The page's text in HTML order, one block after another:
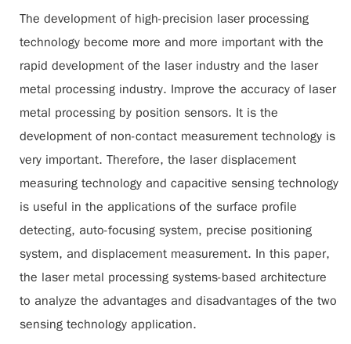
The development of high-precision laser processing
technology become more and more important with the
rapid development of the laser industry and the laser
metal processing industry. Improve the accuracy of laser
metal processing by position sensors. It is the
development of non-contact measurement technology is
very important. Therefore, the laser displacement
measuring technology and capacitive sensing technology
is useful in the applications of the surface profile
detecting, auto-focusing system, precise positioning
system, and displacement measurement. In this paper,
the laser metal processing systems-based architecture
to analyze the advantages and disadvantages of the two
sensing technology application.